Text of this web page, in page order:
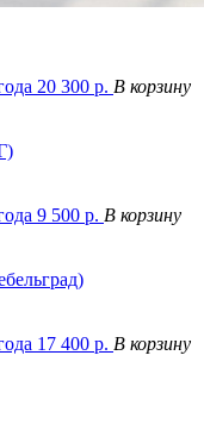
20 300 р. В корзину
9 500 р. В корзину
17 400 р. В корзину